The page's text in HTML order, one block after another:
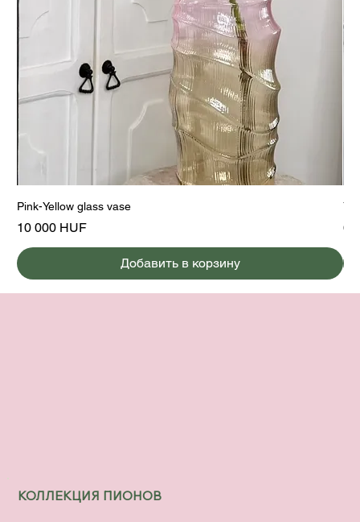
Pink-Yellow glass vase
Цена
10 000 HUF
Добавить в корзину
6
КОЛЛЕКЦИЯ ПИОНОВ